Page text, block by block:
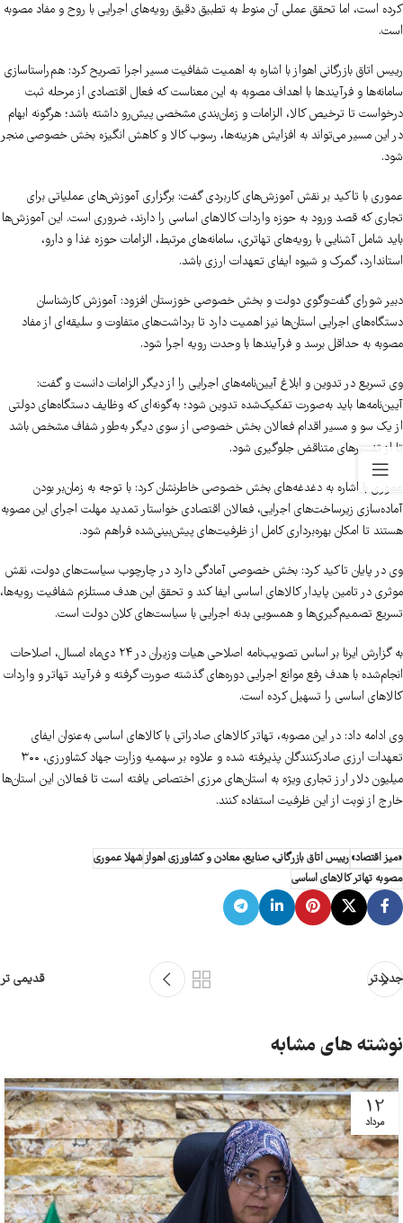
کرده است، اما تحقق عملی آن منوط به تطبیق دقیق رویه‌های اجرایی با روح و مفاد مصوبه
است.
رییس اتاق بازرگانی اهواز با اشاره به اهمیت شفافیت مسیر اجرا تصریح کرد: هم‌راستاسازی
سامانه‌ها و فرآیندها با اهداف مصوبه به این معناست که فعال اقتصادی از مرحله ثبت
درخواست تا ترخیص کالا، الزامات و زمان‌بندی مشخصی پیش‌رو داشته باشد؛ هرگونه ابهام
در این مسیر می‌تواند به افزایش هزینه‌ها، رسوب کالا و کاهش انگیزه بخش خصوصی منجر
شود.
عموری با تاکید بر نقش آموزش‌های کاربردی گفت: برگزاری آموزش‌های عملیاتی برای
تجاری که قصد ورود به حوزه واردات کالاهای اساسی را دارند، ضروری است. این آموزش‌ها
باید شامل آشنایی با رویه‌های تهاتری، سامانه‌های مرتبط، الزامات حوزه غذا و دارو،
استاندارد، گمرک و شیوه ایفای تعهدات ارزی باشد.
دبیر شورای گفت‌وگوی دولت و بخش خصوصی خوزستان افزود: آموزش کارشناسان
دستگاه‌های اجرایی استان‌ها نیز اهمیت دارد تا برداشت‌های متفاوت و سلیقه‌ای از مفاد
مصوبه به حداقل برسد و فرآیندها با وحدت رویه اجرا شود.
وی تسریع در تدوین و ابلاغ آیین‌نامه‌های اجرایی را از دیگر الزامات دانست و گفت:
آیین‌نامه‌ها باید به‌صورت تفکیک‌شده تدوین شود؛ به‌گونه‌ای که وظایف دستگاه‌های دولتی
از یک سو و مسیر اقدام فعالان بخش خصوصی از سوی دیگر به‌طور شفاف مشخص باشد
تا از تفسیرهای متناقض جلوگیری شود.
عموری با اشاره به دغدغه‌های بخش خصوصی خاطرنشان کرد: با توجه به زمان‌بر بودن
آماده‌سازی زیرساخت‌های اجرایی، فعالان اقتصادی خواستار تمدید مهلت اجرای این مصوبه
هستند تا امکان بهره‌برداری کامل از ظرفیت‌های پیش‌بینی‌شده فراهم شود.
وی در پایان تاکید کرد: بخش خصوصی آمادگی دارد در چارچوب سیاست‌های دولت، نقش
موثری در تامین پایدار کالاهای اساسی ایفا کند و تحقق این هدف مستلزم شفافیت رویه‌ها،
تسریع تصمیم‌گیری‌ها و همسویی بدنه اجرایی با سیاست‌های کلان دولت است.
به گزارش ایرنا بر اساس تصویب‌نامه اصلاحی هیات وزیران در ۲۴ دی‌ماه امسال، اصلاحات
انجام‌شده با هدف رفع موانع اجرایی دوره‌های گذشته صورت گرفته و فرآیند تهاتر و واردات
کالاهای اساسی را تسهیل کرده است.
وی ادامه داد: در این مصوبه، تهاتر کالاهای صادراتی با کالاهای اساسی به‌عنوان ایفای
تعهدات ارزی صادرکنندگان پذیرفته شده و علاوه بر سهمیه وزارت جهاد کشاورزی، ۳۰۰
میلیون دلار ارز تجاری ویژه به استان‌های مرزی اختصاص یافته است تا فعالان این استان‌ها
خارج از نوبت از این ظرفیت استفاده کنند.
«میز اقتصاد»رییس اتاق بازرگانی، صنایع، معادن و کشاورزی اهوازشهلا عموری
مصوبه تهاتر کالاهای اساسی
جدیدتر قدیمی تر
نوشته های مشابه
12
مرداد